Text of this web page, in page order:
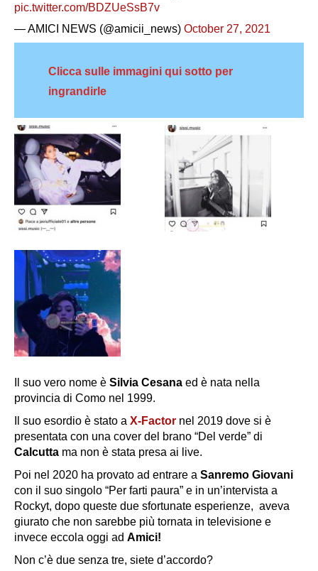
pic.twitter.com/BDZUeSsB7v
— AMICI NEWS (@amicii_news) October 27, 2021
Clicca sulle immagini qui sotto per
ingrandirle
Il suo vero nome è Silvia Cesana ed è nata nella
provincia di Como nel 1999.
Il suo esordio è stato a X-Factor nel 2019 dove si è
presentata con una cover del brano “Del verde” di
Calcutta ma non è stata presa ai live.
Poi nel 2020 ha provato ad entrare a Sanremo Giovani
con il suo singolo “Per farti paura” e in un’intervista a
Rockyt, dopo queste due sfortunate esperienze, aveva
giurato che non sarebbe più tornata in televisione e
invece eccola oggi ad Amici!
Non c’è due senza tre, siete d’accordo?